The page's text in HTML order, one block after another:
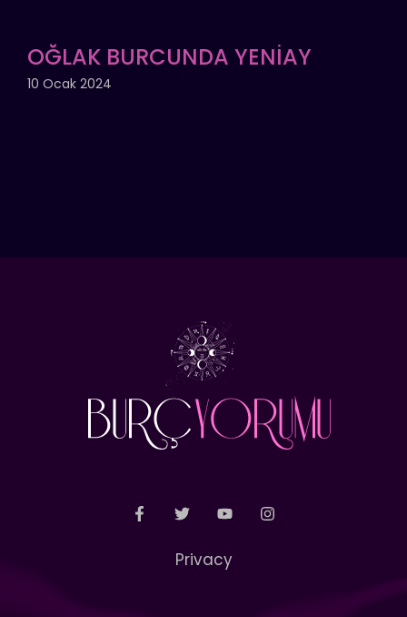
OĞLAK BURCUNDA YENİAY
10 Ocak 2024
Privacy